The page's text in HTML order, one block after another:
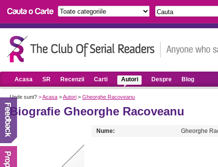
Acasa SR Recenzii Carti Autori Despre Blog
Unde sunt? >Acasa >Autori > Gheorghe Racoveanu
Biografie Gheorghe Racoveanu
Nume: Gheorghe